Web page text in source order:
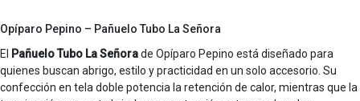
Opíparo Pepino – Pañuelo Tubo La Señora
El
Pañuelo Tubo La Señorade Opíparo Pepino está diseñado para
quienes buscan abrigo, estilo y practicidad en un solo accesorio. Su
confección en tela doble potencia la retención de calor, mientras que la